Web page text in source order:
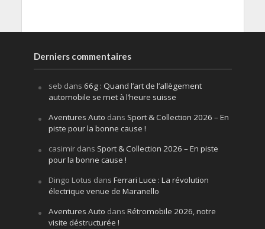
Derniers commentaires
seb dans 66g : Quand l’art de l’allègement
automobile se met à l’heure suisse
Aventures Auto dans Sport & Collection 2026 – En
piste pour la bonne cause !
casimirdans Sport & Collection 2026 – En piste
pour la bonne cause !
Dingo Lotus dans Ferrari Luce : La révolution
électrique venue de Maranello
Aventures Auto dans Rétromobile 2026, notre
visite déstructurée !